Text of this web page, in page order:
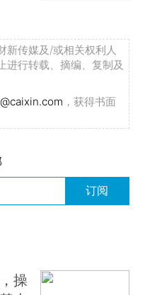
新传媒及/或相关权利人
进行转载、摘编、复制及
，获得书面
订阅
操